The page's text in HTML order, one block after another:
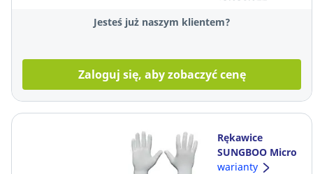
Jesteś już naszym klientem?
Zaloguj się, aby zobaczyć cenę
Rękawice
SUNGBOO Micro
Fit, białe,
warianty